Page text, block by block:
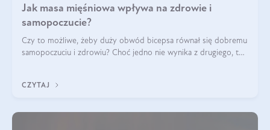
Jak masa mięśniowa wpływa na zdrowie i
samopoczucie?
Czy to możliwe, żeby duży obwód bicepsa równał się dobremu
samopoczuciu i zdrowiu? Choć jedno nie wynika z drugiego, to
wyjaśnimy.
CZYTAJ